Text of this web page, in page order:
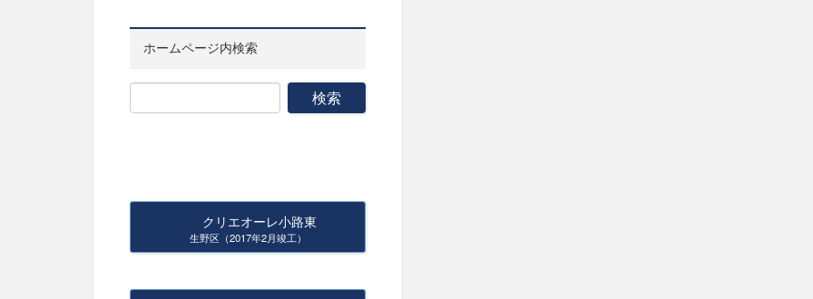
ホームページ内検索
クリエオーレ小路東
生野区（2017年2月竣工）